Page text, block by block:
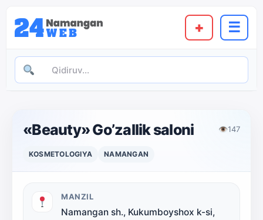
+ ☰
«Beauty» Go’zallik saloni 👁147
KOSMETOLOGIYA NAMANGAN
MANZIL
Namangan sh., Kukumboyshox k-si,